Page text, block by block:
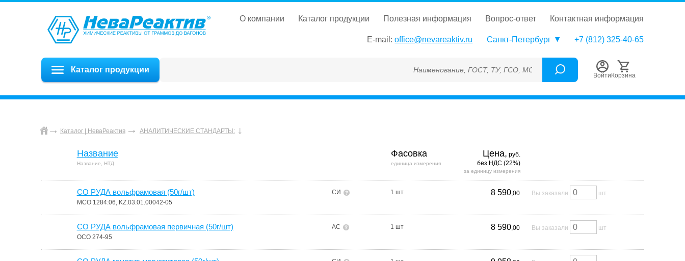
о компании каталог продукции полезная информация вопрос-ответ контактная информация
E-mail: office@nevareaktiv.ru Санкт-Петербург +7 (812) 325-40-65
Каталог продукции Наименование, ГОСТ, ТУ, ГСО, МСО, ОСО, СОП, ГРСИ, Каталожный номер (Артикул),
Войти Корзина
Каталог | НеваРеактив АНАЛИТИЧЕСКИЕ СТАНДАРТЫ:
Название
Название, НТД
Фасовка
единица измерения
Цена, руб.
без НДС (22%)
за единицу измерения
СО РУДА вольфрамовая (50г/шт)
МСО 1284:06, KZ.03.01.00042-05
СИ 1 шт 8 590,00 Вы заказали шт
СО РУДА вольфрамовая первичная (50г/шт)
ОСО 274-95
АС 1 шт 8 590,00 Вы заказали шт